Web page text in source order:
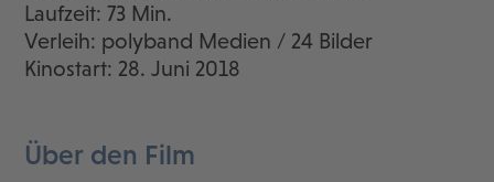
Laufzeit: 73 Min.
Verleih: polyband Medien / 24 Bilder
Kinostart: 28. Juni 2018
Über den Film